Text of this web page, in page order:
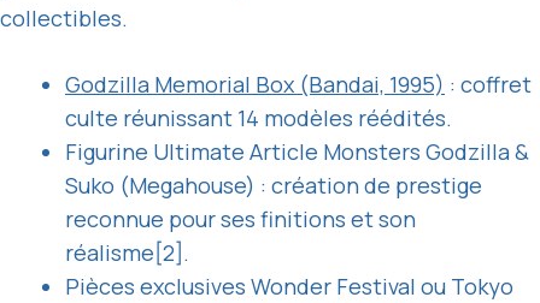
collectibles.
Godzilla Memorial Box (Bandai, 1995) : coffret
culte réunissant 14 modèles réédités.
Figurine Ultimate Article Monsters Godzilla &
Suko (Megahouse) : création de prestige
reconnue pour ses finitions et son
réalisme[2].
Pièces exclusives Wonder Festival ou Tokyo